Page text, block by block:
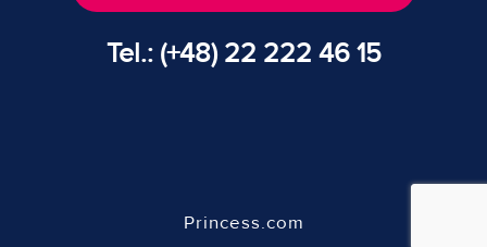
Tel.: (+48) 22 222 46 15
Princess.com